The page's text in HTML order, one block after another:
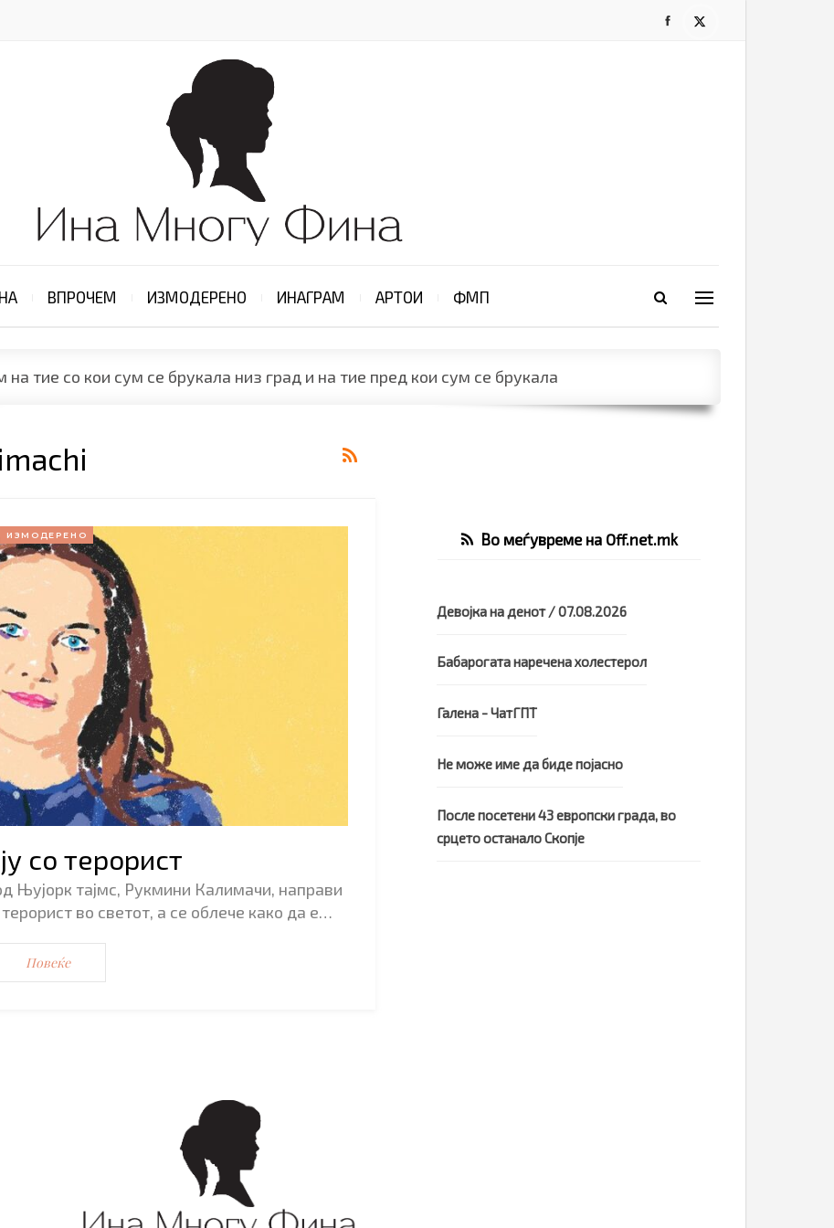
ВПРОЧЕМ ИЗМОДЕРЕНО ИНАГРАМ АРТОИ ФМП
на тие со кои сум се брукала низ град и на тие пред кои сум се брукала
ИЗМОДЕРЕНО
со терорист
Њујорк тајмс, Рукмини Калимачи, направи
во светот, а се облече како да е…
Повеќе
Во меѓувреме на Off.net.mk
Девојка на денот / 07.08.2026
Бабарогата наречена холестерол
Галена - ЧатГПТ
Не може име да биде појасно
После посетени 43 европски града, во
срцето останало Скопје